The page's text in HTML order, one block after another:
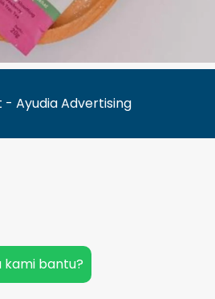
Ayudia Advertising
kami bantu?